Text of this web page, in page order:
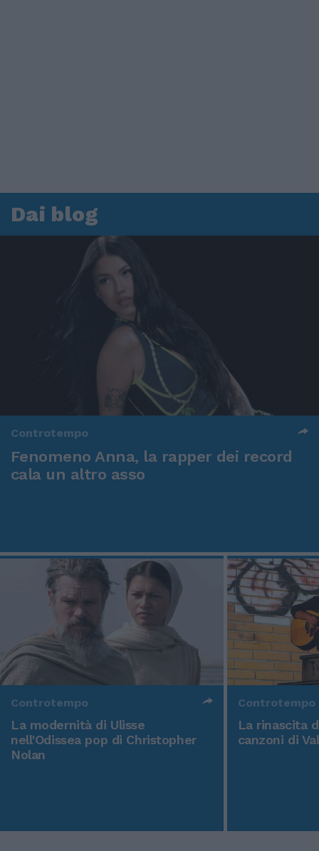
Dai blog
Controtempo
Fenomeno Anna, la rapper dei record
cala un altro asso
Controtempo
La modernità di Ulisse
nell'Odissea pop di Christopher
Nolan
Controtempo
La rinascita
canzoni di